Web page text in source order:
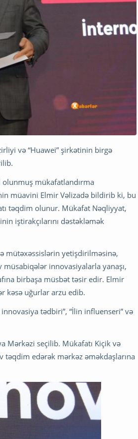
və “Huawei” şirkətinin birgə
olunmuş mükafatlandırma
müavini Elmir Vəlizadə bildirib ki, bu
təqdim olunur. Mükafat Nəqliyyat,
iştirakçılarını dəstəkləmək
mütəxəssislərin yetişdirilməsinə,
innovasiyalarla yanaşı,
birbaşa müsbət təsir edir. Elmir
kəsə uğurlar arzu edib.
tədbiri”, “İlin influenseri” və
Mərkəzi seçilib. Mükafatı Kiçik və
edərək mərkəz əməkdaşlarına